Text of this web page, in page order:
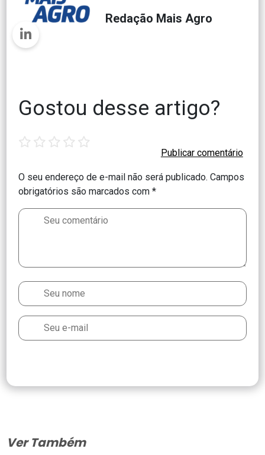
Redação Mais Agro
Gostou desse artigo?
O seu endereço de e-mail não será publicado. Campos
obrigatórios são marcados com*
star stars stars stars stars
Ver Também